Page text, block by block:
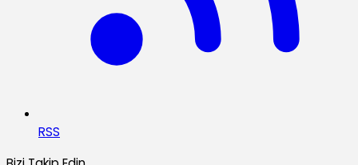
RSS